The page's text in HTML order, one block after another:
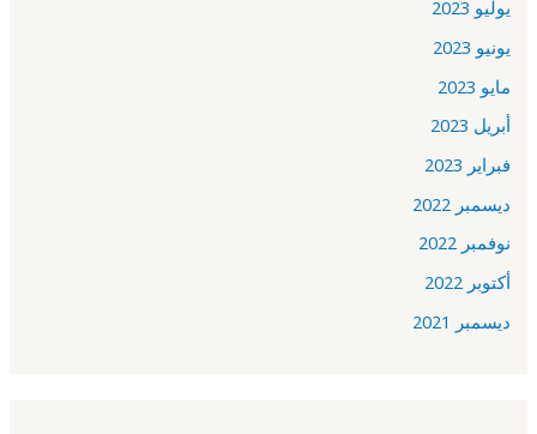
يوليو 2023
يونيو 2023
مايو 2023
أبريل 2023
فبراير 2023
ديسمبر 2022
نوفمبر 2022
أكتوبر 2022
ديسمبر 2021